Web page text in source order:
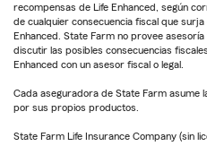
recompensas de Life Enhanced, según
de cualquier consecuencia fiscal que
Enhanced. State Farm no provee
discutir las posibles consecuencias
Enhanced con un asesor fiscal o legal.
Cada aseguradora de State Farm asume
por sus propios productos.
State Farm Life Insurance Company (sin